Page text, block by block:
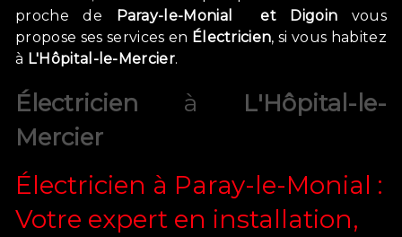
proche de
Paray-le-Monial et Digoin vous
propose ses services en Électricien, si vous habitez
à L'Hôpital-le-Mercier.
Électricien à L'Hôpital-le-
Mercier
Électricien à Paray-le-Monial :
Votre expert en installation,